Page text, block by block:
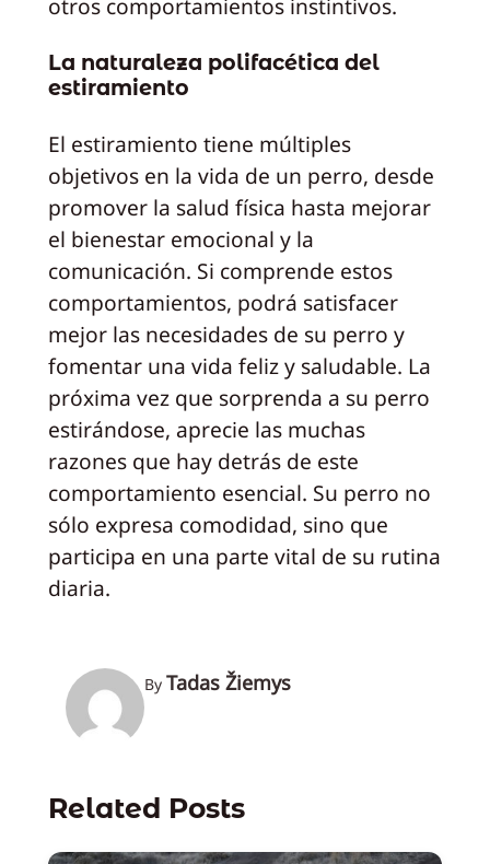
otros comportamientos instintivos.
La naturaleza polifacética del
estiramiento
El estiramiento tiene múltiples
objetivos en la vida de un perro, desde
promover la salud física hasta mejorar
el bienestar emocional y la
comunicación. Si comprende estos
comportamientos, podrá satisfacer
mejor las necesidades de su perro y
fomentar una vida feliz y saludable. La
próxima vez que sorprenda a su perro
estirándose, aprecie las muchas
razones que hay detrás de este
comportamiento esencial. Su perro no
sólo expresa comodidad, sino que
participa en una parte vital de su rutina
diaria.
By Tadas Žiemys
Related Posts